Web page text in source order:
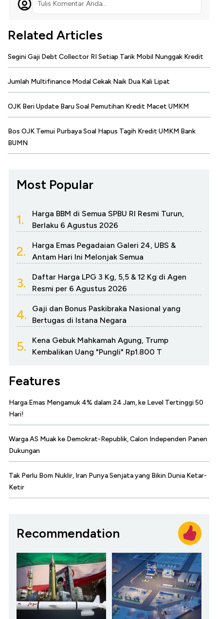
Tulis Komentar Anda...
Related Articles
Segini Gaji Debt Collector RI Setiap Tarik Mobil Nunggak Kredit
Jumlah Multifinance Modal Cekak Naik Dua Kali Lipat
OJK Beri Update Baru Soal Pemutihan Kredit Macet UMKM
Bos OJK Temui Purbaya Soal Hapus Tagih Kredit UMKM Bank
BUMN
Most Popular
1.
Harga BBM di Semua SPBU RI Resmi Turun,
Berlaku 6 Agustus 2026
2.
Harga Emas Pegadaian Galeri 24, UBS &
Antam Hari Ini Melonjak Semua
3.
Daftar Harga LPG 3 Kg, 5,5 & 12 Kg di Agen
Resmi per 6 Agustus 2026
4.
Gaji dan Bonus Paskibraka Nasional yang
Bertugas di Istana Negara
5.
Kena Gebuk Mahkamah Agung, Trump
Kembalikan Uang "Pungli" Rp1.800 T
Features
Harga Emas Mengamuk 4% dalam 24 Jam, ke Level Tertinggi 50
Hari!
Warga AS Muak ke Demokrat-Republik, Calon Independen Panen
Dukungan
Tak Perlu Bom Nuklir, Iran Punya Senjata yang Bikin Dunia Ketar-
Ketir
Recommendation